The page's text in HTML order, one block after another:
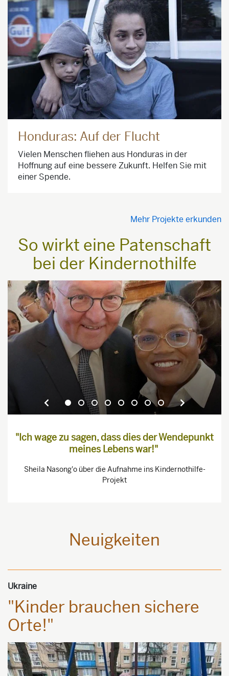
Honduras: Auf der Flucht
Vielen Menschen fliehen aus Honduras in der
Hoffnung auf eine bessere Zukunft. Helfen Sie mit
einer Spende.
Mehr Projekte erkunden
So wirkt eine Patenschaft
bei der Kindernothilfe
"Ich wage zu sagen, dass dies der Wendepunkt
meines Lebens war!"
Sheila Nasong'o über die Aufnahme ins Kindernothilfe-
Projekt
Neuigkeiten
Ukraine
"Kinder brauchen sichere
Orte!"